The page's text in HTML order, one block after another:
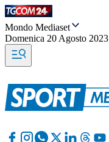
Mondo Mediaset
Domenica 20 Agosto 2023